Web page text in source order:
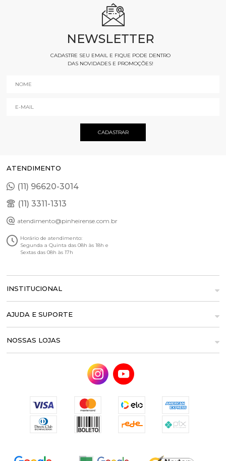
NEWSLETTER
CADASTRE SEU EMAIL E FIQUE PODE DENTRO
DAS NOVIDADES E PROMOÇÕES!
ATENDIMENTO
(11) 96620-3014
(11) 3311-1313
atendimento@pinheirense.com.br
Horário de atendimento:
Segunda a Quinta das 08h às 18h e
Sextas das 08h às 17h
INSTITUCIONAL
AJUDA E SUPORTE
NOSSAS LOJAS